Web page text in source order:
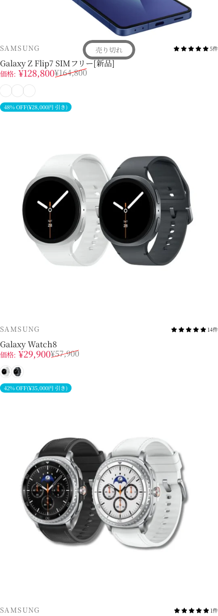
売り切れ
販売業者
SAMSUNG 5件
Galaxy Z Flip7 SIMフリー[新品]
販売価格
価格: ¥128,800
通常価格 ¥164,800
ブルー シャドウ
ジェットブラック
コーラルレッド
48% OFF(¥28,000円 引き)
販売業者
SAMSUNG 14件
Galaxy Watch8
販売価格
価格: ¥29,900
通常価格 ¥57,900
シルバー
グラファイト
42% OFF(¥35,000円 引き)
販売業者
SAMSUNG 1件